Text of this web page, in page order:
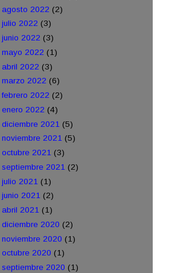
agosto 2022 (2)
julio 2022 (3)
junio 2022 (3)
mayo 2022 (1)
abril 2022 (3)
marzo 2022 (6)
febrero 2022 (2)
enero 2022 (4)
diciembre 2021 (5)
noviembre 2021 (5)
octubre 2021 (3)
septiembre 2021 (2)
julio 2021 (1)
junio 2021 (2)
abril 2021 (1)
diciembre 2020 (2)
noviembre 2020 (1)
octubre 2020 (1)
septiembre 2020 (1)